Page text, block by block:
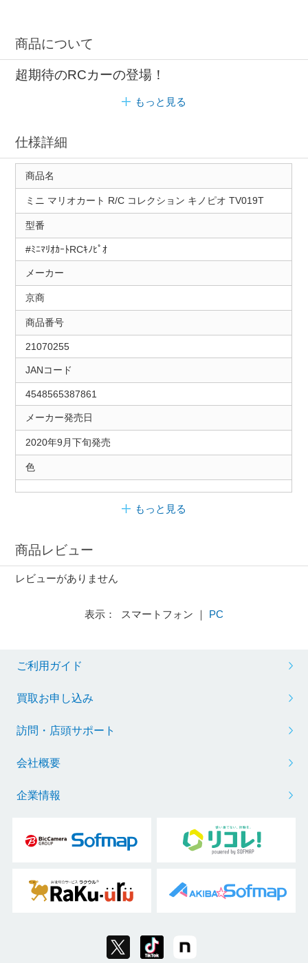
商品について
超期待のRCカーの登場！
もっと見る
仕様詳細
商品名
ミニ マリオカート R/C コレクション キノピオ TV019T
型番
#ﾐﾆﾏﾘｵｶｰﾄRCｷﾉﾋﾟｵ
メーカー
京商
商品番号
21070255
JANコード
4548565387861
メーカー発売日
2020年9月下旬発売
色
もっと見る
商品レビュー
レビューがありません
表示： スマートフォン ｜ PC
ご利用ガイド
買取お申し込み
訪問・店頭サポート
会社概要
企業情報